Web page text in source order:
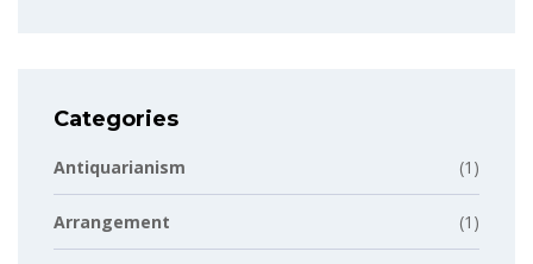
Categories
Antiquarianism (1)
Arrangement (1)